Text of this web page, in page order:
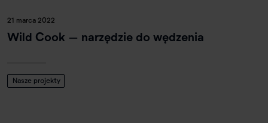
21 marca 2022
Wild Cook – narzędzie do wędzenia
Nasze projekty